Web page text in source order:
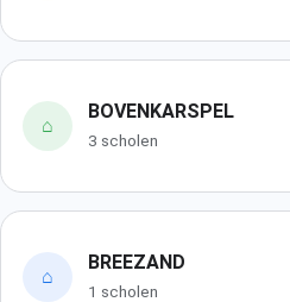
⌂
BOVENKARSPEL
3 scholen
⌂
BREEZAND
1 scholen